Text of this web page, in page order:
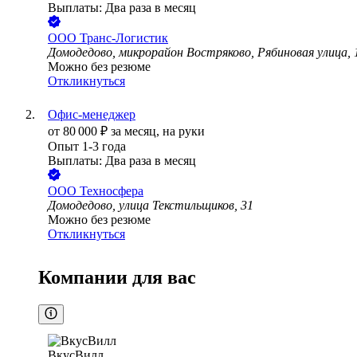
Выплаты: Два раза в месяц
ООО Транс-Логистик
Домодедово, микрорайон Востряково, Рябиновая улица,
Можно без резюме
Откликнуться
Офис-менеджер
от 80 000 ₽ за месяц, на руки
Опыт 1-3 года
Выплаты: Два раза в месяц
ООО Техносфера
Домодедово, улица Текстильщиков, 31
Можно без резюме
Откликнуться
Компании для вас